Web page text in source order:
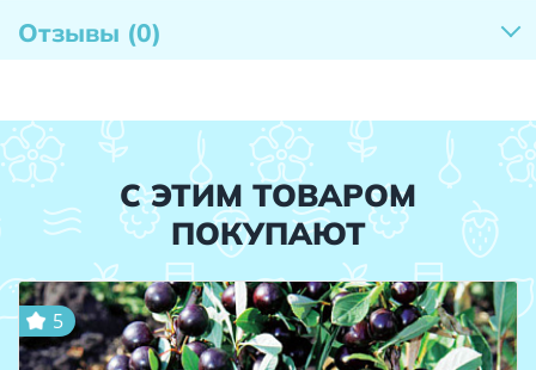
Отзывы (0)
С ЭТИМ ТОВАРОМ
ПОКУПАЮТ
5